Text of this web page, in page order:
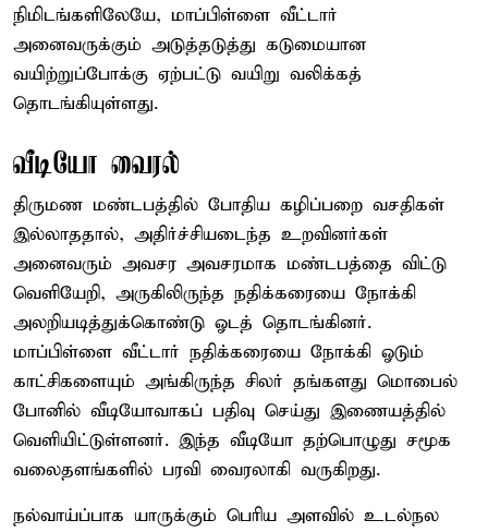
நிமிடங்களிலேயே, மாப்பிள்ளை வீட்டார்
அனைவருக்கும் அடுத்தடுத்து கடுமையான
வயிற்றுப்போக்கு ஏற்பட்டு வயிறு வலிக்கத்
தொடங்கியுள்ளது.
வீடியோ வைரல்
திருமண மண்டபத்தில் போதிய கழிப்பறை வசதிகள்
இல்லாததால், அதிர்ச்சியடைந்த உறவினர்கள்
அனைவரும் அவசர அவசரமாக மண்டபத்தை விட்டு
வெளியேறி, அருகிலிருந்த நதிக்கரையை நோக்கி
அலறியடித்துக்கொண்டு ஓடத் தொடங்கினர்.
மாப்பிள்ளை வீட்டார் நதிக்கரையை நோக்கி ஓடும்
காட்சிகளையும் அங்கிருந்த சிலர் தங்களது மொபைல்
போனில் வீடியோவாகப் பதிவு செய்து இணையத்தில்
வெளியிட்டுள்ளனர். இந்த வீடியோ தற்பொழுது சமூக
வலைதளங்களில் பரவி வைரலாகி வருகிறது.
நல்வாய்ப்பாக யாருக்கும் பெரிய அளவில் உடல்நல